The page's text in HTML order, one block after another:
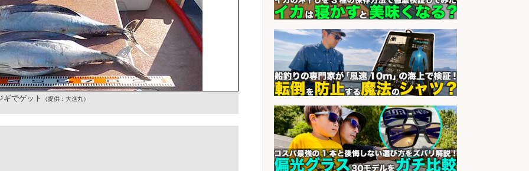
ギでゲット （提供：大進丸）
市」「時給1,150円〜」志布志市内
でお魚のカットや商品の陳列スタッ
フ/車通勤OK×時間選べる×未経験歓
迎/鹿児島県/志布志市
会社名 株式会社ホットスタッフ鹿児島
sponsored by 求人ボックス
日払いOKで即日収入/製造スタッフ/
「堺市堺区」「時給1,600円」入社
祝金10万円/自転車部品や釣り具の
組立/堺市堺区の工場/未経験歓迎